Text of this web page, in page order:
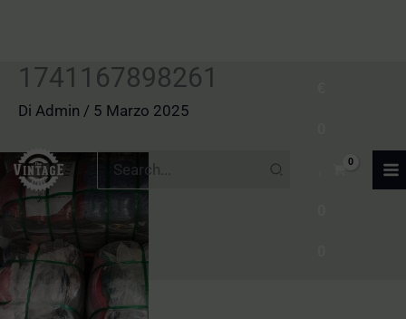
per:
1741167898261
Di Admin / 5 Marzo 2025